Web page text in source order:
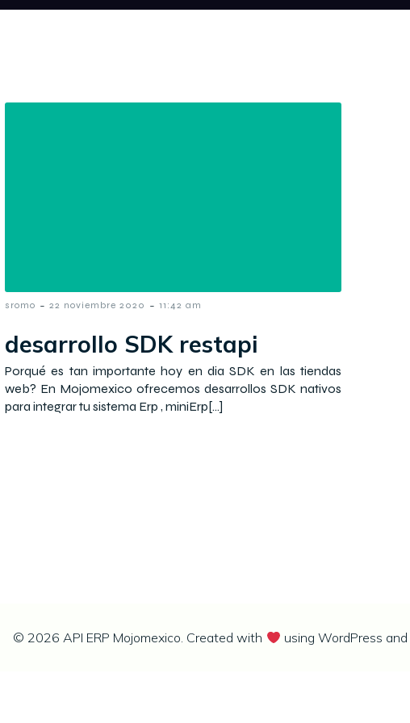
sromo - 22 noviembre 2020 - 11:42 am
desarrollo SDK restapi
Porqué es tan importante hoy en dia SDK en las tiendas
web? En Mojomexico ofrecemos desarrollos SDK nativos
para integrar tu sistema Erp , miniErp[…]
© 2026 API ERP Mojomexico. Created with using WordPress and